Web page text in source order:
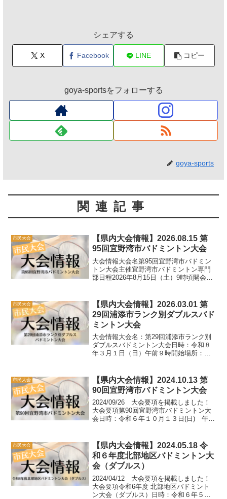
シェアする
X Facebook LINE コピー
goya-sportsをフォローする
goya-sports
関連記事
市民大会
【県内大会情報】2026.08.15 第
95回宜野湾市バドミントン大会
大会情報大会名第95回宜野湾市バドミン
トン大会主催宜野湾市バドミントン専門
部日程2026年8月15日（土）9時頃開会
D、女子A・B・C・D）参加費一般・高校
生 1ペア：...
市民大会
【県内大会情報】2026.03.01 第
29回浦添市ランク別ダブルスバド
ミントン大会
大会情報大会名：第29回浦添市ランク別
ダブルスバドミントン大会日時：令和８
年３月１日（日）午前９時開始場所：
Ｂ・Ｃクラス）※詳細は要項をご確認く
ださい参加料：１組 ...
市民大会
【県内大会情報】2024.10.13 第
90回宜野湾市バドミントン大会
2024/09/26 大会要項を掲載しました！
大会要項第90回宜野湾市バドミントン大
会日時：令和６年１０月１３日(日) 午前
ス）※詳細は要項をご確認ください参加
費（保険...
市民大会
【県内大会情報】2024.05.18 令
和６年度北部地区バドミントン大
会（ダブルス）
2024/04/12 大会要項を掲載しました！
大会要項令和6年度 北部地区バドミント
ン大会（ダブルス）日時：令和６年５月